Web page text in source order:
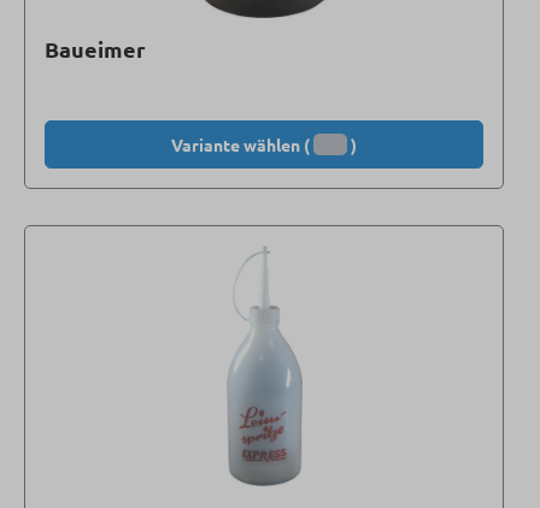
Baueimer
Variante wählen ( )